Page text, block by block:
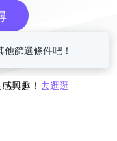
興趣！ 去逛逛
篩選條件吧！